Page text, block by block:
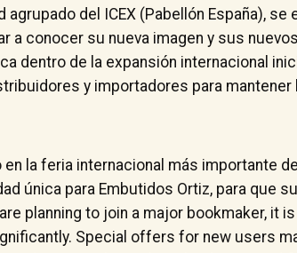
del ICEX (Pabellón España), se
a conocer su nueva imagen y sus
dentro de la expansión internacional
y importadores para
la feria internacional más importante
única para Embutidos Ortiz, para que
planning to join a major bookmaker, it
Special offers for new users